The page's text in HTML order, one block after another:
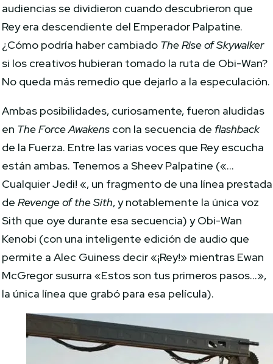
audiencias se dividieron cuando descubrieron que
Rey era descendiente del Emperador Palpatine.
¿Cómo podría haber cambiado The Rise of Skywalker
si los creativos hubieran tomado la ruta de Obi-Wan?
No queda más remedio que dejarlo a la especulación.
Ambas posibilidades, curiosamente, fueron aludidas
en The Force Awakens con la secuencia de flashback
de la Fuerza. Entre las varias voces que Rey escucha
están ambas. Tenemos a Sheev Palpatine («…
Cualquier Jedi! «, un fragmento de una línea prestada
deRevenge of the Sith, y notablemente la única voz
Sith que oye durante esa secuencia) y Obi-Wan
Kenobi (con una inteligente edición de audio que
permite a Alec Guiness decir «¡Rey!» mientras Ewan
McGregor susurra «Estos son tus primeros pasos…»,
la única línea que grabó para esa película).